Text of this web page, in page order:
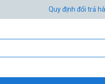
Quy định đổi trả